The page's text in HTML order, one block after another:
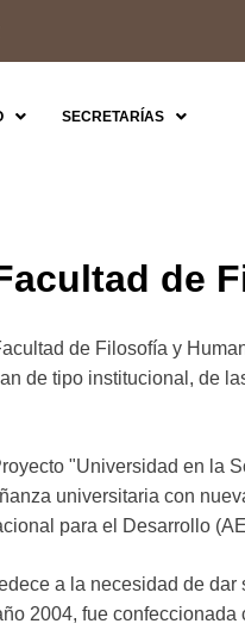
SECRETARÍAS
de
de Filosofía y
de tipo institucional, de
"Universidad en la
universitaria con
para el Desarrollo
a la necesidad de
2004, fue